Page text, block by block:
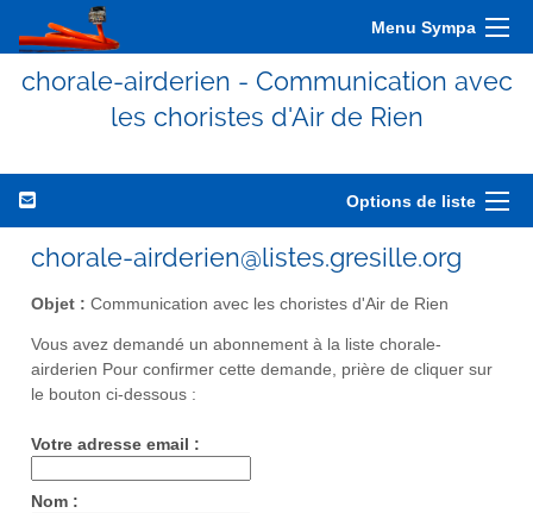
Menu Sympa
chorale-airderien - Communication avec
les choristes d'Air de Rien
Options de liste
chorale-airderien@listes.gresille.org
Objet : Communication avec les choristes d'Air de Rien
Vous avez demandé un abonnement à la liste chorale-
airderien Pour confirmer cette demande, prière de cliquer sur
le bouton ci-dessous :
Votre adresse email :
Nom :